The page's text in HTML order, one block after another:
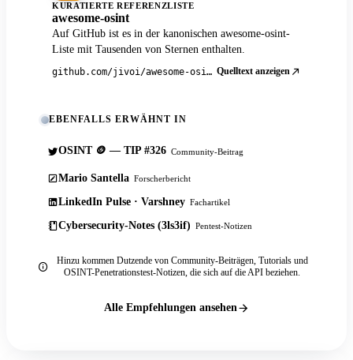
KURATIERTE REFERENZLISTE
awesome-osint
Auf GitHub ist es in der kanonischen awesome-osint-
Liste mit Tausenden von Sternen enthalten.
github.com/jivoi/awesome-osint Quelltext anzeigen
EBENFALLS ERWÄHNT IN
OSINT 🪙 — TIP #326 Community-Beitrag
Mario Santella Forscherbericht
LinkedIn Pulse · Varshney Fachartikel
Cybersecurity-Notes (3ls3if) Pentest-Notizen
Hinzu kommen Dutzende von Community-Beiträgen, Tutorials und
OSINT-Penetrationstest-Notizen, die sich auf die API beziehen.
Alle Empfehlungen ansehen